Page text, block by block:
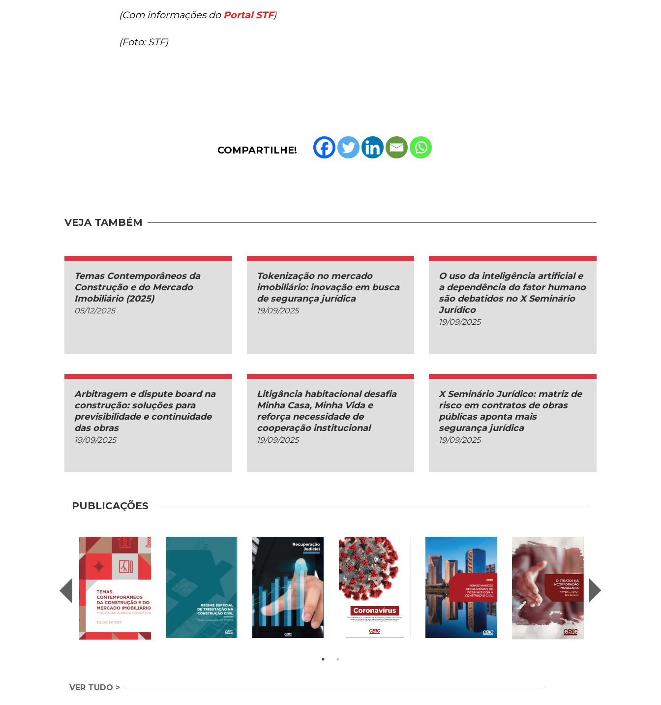
(Com informações do Portal STF)
(Foto: STF)
COMPARTILHE!
VEJA TAMBÉM
Temas Contemporâneos da
Construção e do Mercado
Imobiliário (2025)
05/12/2025
Tokenização no mercado
imobiliário: inovação em busca
de segurança jurídica
19/09/2025
O uso da inteligência artificial e
a dependência do fator humano
são debatidos no X Seminário
Jurídico
19/09/2025
Arbitragem e dispute board na
construção: soluções para
previsibilidade e continuidade
das obras
19/09/2025
Litigância habitacional desafia
Minha Casa, Minha Vida e
reforça necessidade de
cooperação institucional
19/09/2025
X Seminário Jurídico: matriz de
risco em contratos de obras
públicas aponta mais
segurança jurídica
19/09/2025
PUBLICAÇÕES
VER TUDO >